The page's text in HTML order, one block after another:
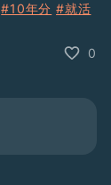
#10年分 #就活
0